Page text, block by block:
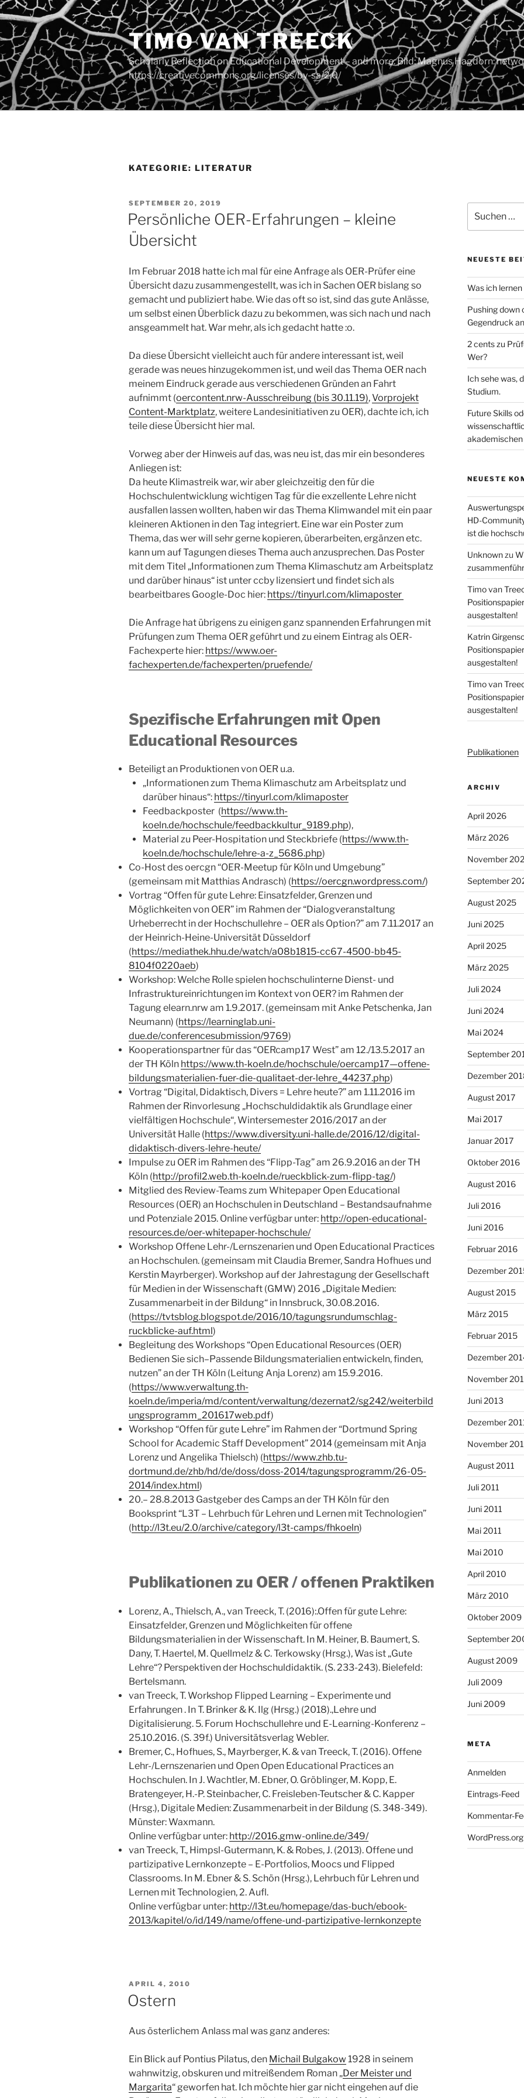
Zum
Inhalt
springen
TIMO VAN TREECK
Scholarly Reflection on Educational Development – and more. Bild: Magnus Hagdorn:
https://creativecommons.org/licenses/by-sa/2.0/
KATEGORIE: LITERATUR
VERÖFFENTLICHT
AM
SEPTEMBER 20, 2019
Persönliche OER-Erfahrungen – kleine
Übersicht
Im Februar 2018 hatte ich mal für eine Anfrage als OER-Prüfer eine
Übersicht dazu zusammengestellt, was ich in Sachen OER bislang so
gemacht und publiziert habe. Wie das oft so ist, sind das gute Anlässe,
um selbst einen Überblick dazu zu bekommen, was sich nach und nach
ansgeammelt hat. War mehr, als ich gedacht hatte :o.
Da diese Übersicht vielleicht auch für andere interessant ist, weil
gerade was neues hinzugekommen ist, und weil das Thema OER nach
meinem Eindruck gerade aus verschiedenen Gründen an Fahrt
aufnimmt (oercontent.nrw-Ausschreibung (bis 30.11.19),Vorprojekt
Content-Marktplatz, weitere Landesinitiativen zu OER), dachte ich, ich
teile diese Übersicht hier mal.
Vorweg aber der Hinweis auf das, was neu ist, das mir ein besonderes
Anliegen ist:
Da heute Klimastreik war, wir aber gleichzeitig den für die
Hochschulentwicklung wichtigen Tag für die exzellente Lehre nicht
ausfallen lassen wollten, haben wir das Thema Klimwandel mit ein paar
kleineren Aktionen in den Tag integriert. Eine war ein Poster zum
Thema, das wer will sehr gerne kopieren, überarbeiten, ergänzen etc.
kann um auf Tagungen dieses Thema auch anzusprechen. Das Poster
mit dem Titel „Informationen zum Thema Klimaschutz am Arbeitsplatz
und darüber hinaus“ ist unter ccby lizensiert und findet sich als
bearbeitbares Google-Doc hier: https://tinyurl.com/klimaposter
Die Anfrage hat übrigens zu einigen ganz spannenden Erfahrungen mit
Prüfungen zum Thema OER geführt und zu einem Eintrag als OER-
Fachexperte hier: https://www.oer-
fachexperten.de/fachexperten/pruefende/
Spezifische Erfahrungen mit Open
Educational Resources
Beteiligt an Produktionen von OER u.a.
„Informationen zum Thema Klimaschutz am Arbeitsplatz und
darüber hinaus“: https://tinyurl.com/klimaposter
Feedbackposter (https://www.th-
koeln.de/hochschule/feedbackkultur_9189.php),
Material zu Peer-Hospitation und Steckbriefe (https://www.th-
koeln.de/hochschule/lehre-a-z_5686.php)
Co-Host des oercgn “OER-Meetup für Köln und Umgebung”
(gemeinsam mit Matthias Andrasch) (https://oercgn.wordpress.com/)
Vortrag “Offen für gute Lehre: Einsatzfelder, Grenzen und
Möglichkeiten von OER” im Rahmen der “Dialogveranstaltung
Urheberrecht in der Hochschullehre – OER als Option?” am 7.11.2017 an
der Heinrich-Heine-Universität Düsseldorf
(https://mediathek.hhu.de/watch/a08b1815-cc67-4500-bb45-
8104f0220aeb)
Workshop: Welche Rolle spielen hochschulinterne Dienst- und
Infrastruktureinrichtungen im Kontext von OER? im Rahmen der
Tagung elearn.nrw am 1.9.2017. (gemeinsam mit Anke Petschenka, Jan
Neumann) (https://learninglab.uni-
due.de/conferencesubmission/9769)
Kooperationspartner für das “OERcamp17 West” am 12./13.5.2017 an
der TH Köln https://www.th-koeln.de/hochschule/oercamp17—offene-
bildungsmaterialien-fuer-die-qualitaet-der-lehre_44237.php)
Vortrag “Digital, Didaktisch, Divers = Lehre heute?” am 1.11.2016 im
Rahmen der Rinvorlesung „Hochschuldidaktik als Grundlage einer
vielfältigen Hochschule“, Wintersemester 2016/2017 an der
Universität Halle (https://www.diversity.uni-halle.de/2016/12/digital-
didaktisch-divers-lehre-heute/
Impulse zu OER im Rahmen des “Flipp-Tag” am 26.9.2016 an der TH
Köln (http://profil2.web.th-koeln.de/rueckblick-zum-flipp-tag/)
Mitglied des Review-Teams zum Whitepaper Open Educational
Resources (OER) an Hochschulen in Deutschland – Bestandsaufnahme
und Potenziale 2015. Online verfügbar unter: http://open-educational-
resources.de/oer-whitepaper-hochschule/
Workshop Offene Lehr-/Lernszenarien und Open Educational Practices
an Hochschulen. (gemeinsam mit Claudia Bremer, Sandra Hofhues und
Kerstin Mayrberger). Workshop auf der Jahrestagung der Gesellschaft
für Medien in der Wissenschaft (GMW) 2016 „Digitale Medien:
Zusammenarbeit in der Bildung“ in Innsbruck, 30.08.2016.
(https://tvtsblog.blogspot.de/2016/10/tagungsrundumschlag-
ruckblicke-auf.html)
Begleitung des Workshops “Open Educational Resources (OER)
Bedienen Sie sich–Passende Bildungsmaterialien entwickeln, finden,
nutzen” an der TH Köln (Leitung Anja Lorenz) am 15.9.2016.
(https://www.verwaltung.th-
koeln.de/imperia/md/content/verwaltung/dezernat2/sg242/weiterbild
ungsprogramm_201617web.pdf)
Workshop “Offen für gute Lehre” im Rahmen der “Dortmund Spring
School for Academic Staff Development” 2014 (gemeinsam mit Anja
Lorenz und Angelika Thielsch) (https://www.zhb.tu-
dortmund.de/zhb/hd/de/doss/doss-2014/tagungsprogramm/26-05-
2014/index.html)
20.– 28.8.2013 Gastgeber des Camps an der TH Köln für den
Booksprint “L3T – Lehrbuch für Lehren und Lernen mit Technologien”
(http://l3t.eu/2.0/archive/category/l3t-camps/fhkoeln)
Publikationen zu OER / offenen Praktiken
Lorenz, A., Thielsch, A., van Treeck, T. (2016):.Offen für gute Lehre:
Einsatzfelder, Grenzen und Möglichkeiten für offene
Bildungsmaterialien in der Wissenschaft. In M. Heiner, B. Baumert, S.
Dany, T. Haertel, M. Quellmelz & C. Terkowsky (Hrsg.), Was ist „Gute
Lehre“? Perspektiven der Hochschuldidaktik. (S. 233-243). Bielefeld:
Bertelsmann.
van Treeck, T. Workshop Flipped Learning – Experimente und
Erfahrungen . In T. Brinker & K. Ilg (Hrsg.) (2018).,​Lehre und
Digitalisierung. 5. Forum Hochschullehre und E-Learning-Konferenz –
25.10.2016. (S. 39f.) Universitätsverlag Webler.
Bremer, C., Hofhues, S., Mayrberger, K. & van Treeck, T. (2016). Offene
Lehr-/Lernszenarien und Open Open Educational Practices an
Hochschulen. In J. Wachtler, M. Ebner, O. Gröblinger, M. Kopp, E.
Bratengeyer, H.-P. Steinbacher, C. Freisleben-Teutscher & C. Kapper
(Hrsg.), Digitale Medien: Zusammenarbeit in der Bildung (S. 348-349).
Münster: Waxmann.
Online verfügbar unter: http://2016.gmw-online.de/349/
van Treeck, T., Himpsl-Gutermann, K. & Robes, J. (2013). Offene und
partizipative Lernkonzepte – E-Portfolios, Moocs und Flipped
Classrooms. In M. Ebner & S. Schön (Hrsg.), Lehrbuch für Lehren und
Lernen mit Technologien, 2. Aufl.
Online verfügbar unter: http://l3t.eu/homepage/das-buch/ebook-
2013/kapitel/o/id/149/name/offene-und-partizipative-lernkonzepte
VERÖFFENTLICHT
APRIL 4, 2010
Ostern
Aus österlichem Anlass mal was ganz anderes:
Ein Blick auf Pontius Pilatus, den Michail Bulgakow 1928 in seinem
wahnwitzig, obskuren und mitreißendem Roman „Der Meister und
Margarita“ geworfen hat. Ich möchte hier gar nicht eingehen auf die
nach:
NEUESTE
Was ich
Pushing down
Gegendruck
2 cents zu
Wer?
Ich sehe was,
Studium.
Future Skills
NEUESTE
HD-
ist die
Unknownzu
Timo van
ausgestalten!
Katrin
ausgestalten!
Timo van
ausgestalten!
Publikationen
ARCHIV
April 2026
März 2026
November
September
August 2025
Juni 2025
April 2025
März 2025
Juli 2024
Juni 2024
Mai 2024
September
Dezember
August 2017
Mai 2017
Januar 2017
Oktober 2016
August 2016
Juli 2016
Juni 2016
Februar 2016
Dezember
August 2015
März 2015
Februar 2015
Dezember
November
Juni 2013
Dezember
November
August 2011
Juli 2011
Juni 2011
Mai 2011
Mai 2010
April 2010
März 2010
Oktober 2009
September
August 2009
Juli 2009
Juni 2009
META
Anmelden
Eintrags-Feed
Kommentar-
WordPress.org